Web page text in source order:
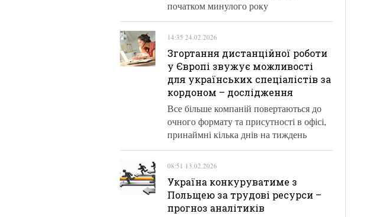
початком минулого року
14:35 24.02.2026
Згортання дистанційної роботи
у Європі звужує можливості
для українських спеціалістів за
кордоном – дослідження
Все більше компаній повертаються до
очного формату та присутності в офісі,
принаймні кілька днів на тиждень
08:51 13.02.2026
Україна конкуруватиме з
Польщею за трудові ресурси –
прогноз аналітиків